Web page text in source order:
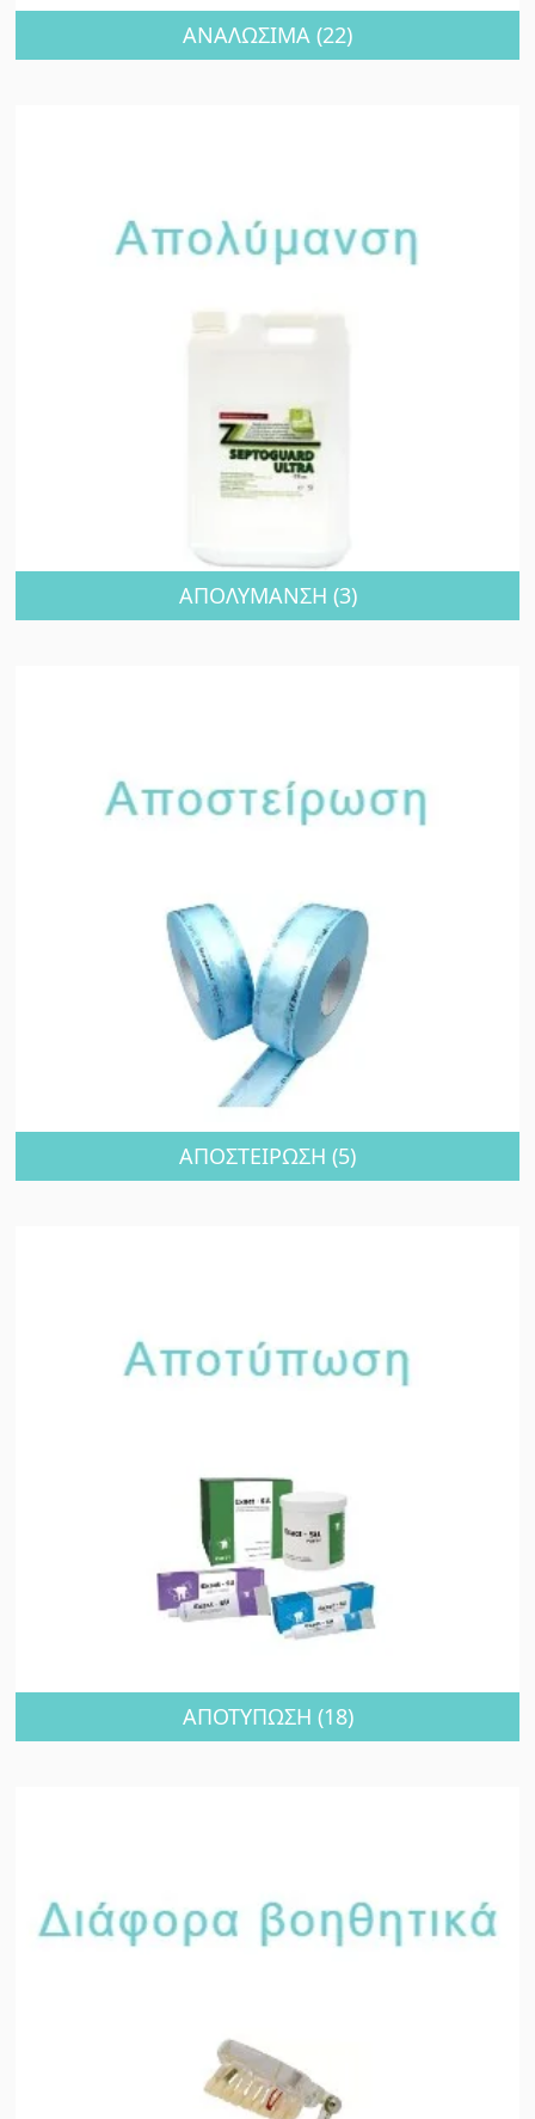
ΑΝΑΛΩΣΙΜΑ (22)
ΑΠΟΛΥΜΑΝΣΗ (3)
ΑΠΟΣΤΕΙΡΩΣΗ (5)
ΑΠΟΤΥΠΩΣΗ (18)